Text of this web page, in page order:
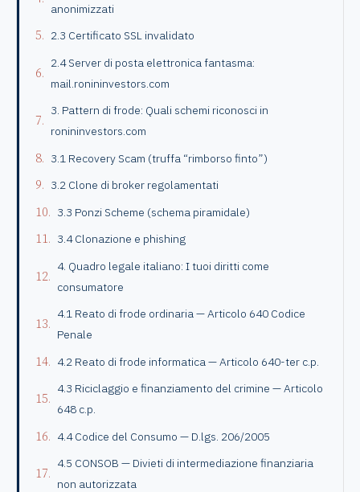
anonimizzati
2.3 Certificato SSL invalidato
2.4 Server di posta elettronica fantasma:
mail.ronininvestors.com
3. Pattern di frode: Quali schemi riconosci in
ronininvestors.com
3.1 Recovery Scam (truffa “rimborso finto”)
3.2 Clone di broker regolamentati
3.3 Ponzi Scheme (schema piramidale)
3.4 Clonazione e phishing
4. Quadro legale italiano: I tuoi diritti come
consumatore
4.1 Reato di frode ordinaria — Articolo 640 Codice
Penale
4.2 Reato di frode informatica — Articolo 640-ter c.p.
4.3 Riciclaggio e finanziamento del crimine — Articolo
648 c.p.
4.4 Codice del Consumo — D.lgs. 206/2005
4.5 CONSOB — Divieti di intermediazione finanziaria
non autorizzata